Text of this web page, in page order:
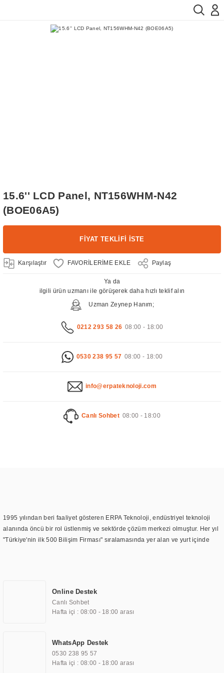
15.6'' LCD Panel, NT156WHM-N42
(BOE06A5)
FİYAT TEKLİFİ İSTE
Karşılaştır Paylaş
Ya da
ilgili ürün uzmanı ile görüşerek daha hızlı teklif alın
Uzman Zeynep Hanım;
0212 293 58 26 08:00 - 18:00
0530 238 95 57 08:00 - 18:00
info@erpateknoloji.com
Canlı Sohbet 08:00 - 18:00
1995 yılından beri faaliyet gösteren ERPA Teknoloji, endüstriyel teknoloji
alanında öncü bir rol üstlenmiş ve sektörde çözüm merkezi olmuştur. Her yıl
"Türkiye'nin ilk 500 Bilişim Firması" sıralamasında yer alan ve yurt içinde
TOCHI markası altında kendi ürettiği ürünlerde kullanmıştır. Günümüzde
TOCHI; videowall, digital signage, kiosk, totem, akıllı durak ekranı, araç içi
ekran, asansör ekranı, digital menüboard, marin ekran, medikal ekran,
ekranları, endüstriyel ekranlar, kapı önü bilgi ekranları, panel PC,
endüstriyel Panel PC, mini PC, endüstriyel mini PC ve akıllı bina sistemleri
gibi çözümleri 4.5" ile 110” boyutları arasında üretebilirken, ayrıca standart
Online Destek
Canlı Sohbet
Hafta içi : 08:00 - 18:00 arası
WhatsApp Destek
0530 238 95 57
Hafta içi : 08:00 - 18:00 arası